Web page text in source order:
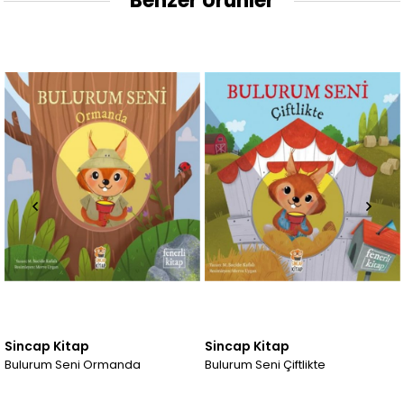
Bulurum Seni Çiftlikte Bulurum Seni